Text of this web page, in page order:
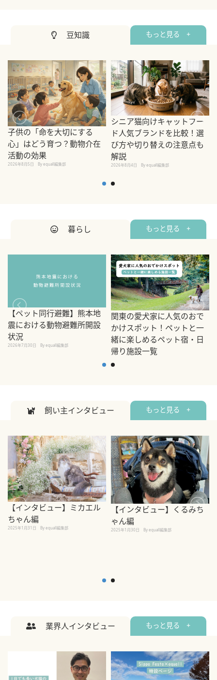
豆知識 もっと見る +
子供の「命を大切にする
心」はどう育つ？動物介在
活動の効果
2026年8月5日 By equall編集部
シニア猫向けキャットフー
ド人気ブランドを比較！選
び方や切り替えの注意点も
解説
2026年8月4日 By equall編集部
暮らし もっと見る +
【ペット同行避難】熊本地
震における動物避難所開設
状況
2026年7月30日 By equall編集部
関東の愛犬家に人気のおで
かけスポット！ペットと一
緒に楽しめるペット宿・日
帰り施設一覧
飼い主インタビュー もっと見る +
【インタビュー】ミカエル
ちゃん編
2025年1月31日 By equall編集部
【インタビュー】くるみち
ゃん編
2025年1月30日 By equall編集部
業界人インタビュー もっと見る +